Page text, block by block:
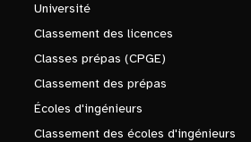
Université
Classement des licences
Classes prépas (CPGE)
Classement des prépas
Écoles d'ingénieurs
Classement des écoles d'ingénieurs